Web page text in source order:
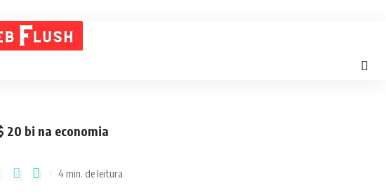
20 bi na economia
4 min. de leitura